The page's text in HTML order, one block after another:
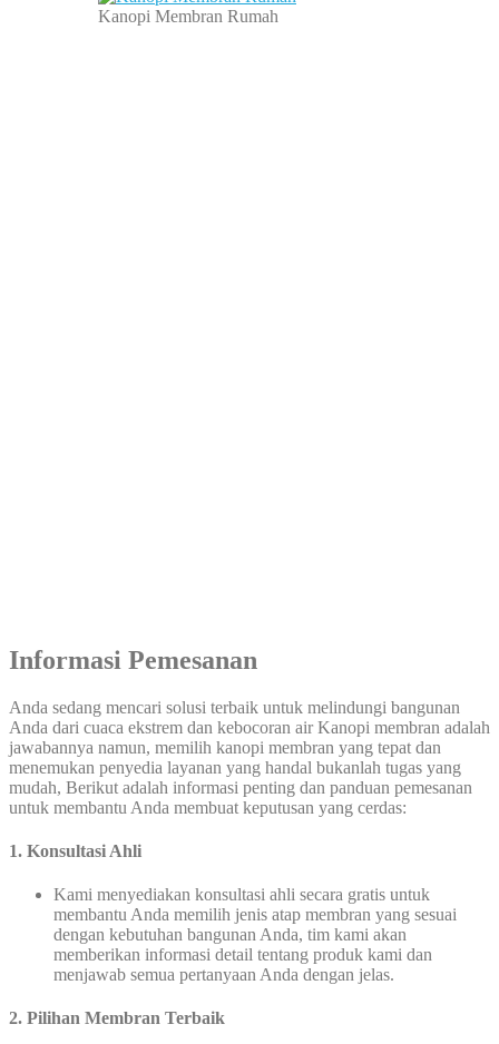
Kanopi Membran Rumah
Informasi Pemesanan
Anda sedang mencari solusi terbaik untuk melindungi bangunan
Anda dari cuaca ekstrem dan kebocoran air Kanopi membran adalah
jawabannya namun, memilih kanopi membran yang tepat dan
menemukan penyedia layanan yang handal bukanlah tugas yang
mudah, Berikut adalah informasi penting dan panduan pemesanan
untuk membantu Anda membuat keputusan yang cerdas:
1. Konsultasi Ahli
Kami menyediakan konsultasi ahli secara gratis untuk
membantu Anda memilih jenis atap membran yang sesuai
dengan kebutuhan bangunan Anda, tim kami akan
memberikan informasi detail tentang produk kami dan
menjawab semua pertanyaan Anda dengan jelas.
2. Pilihan Membran Terbaik